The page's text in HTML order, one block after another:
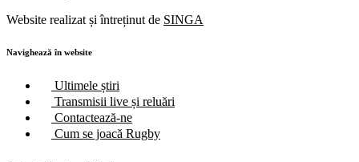
Website realizat și întreținut de SINGA
Navighează în website
Ultimele știri
Transmisii live și reluări
Contactează-ne
Cum se joacă Rugby